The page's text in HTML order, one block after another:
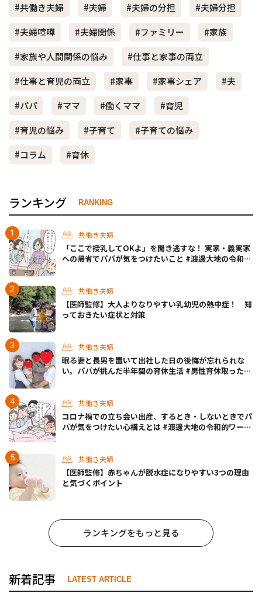
#共働き夫婦
#夫婦 #夫婦の分担
#夫婦分担
#夫婦喧嘩
#夫婦関係 #ファミリー
#家族
#家族や人間関係の悩み
#仕事と家事の両立
#仕事と育児の両立
#家事 #家事シェア
#夫
#パパ
#ママ #働くママ
#育児
#育児の悩み
#子育て
#子育ての悩み
#コラム
#育休
ランキング RANKING
共働き夫婦
「ここで授乳してOKよ」を聞き逃すな！ 実家・義実家
への帰省でパパが気をつけたいこと #渡邊大地の令和的
共働き夫婦
【医師監修】大人よりなりやすい乳幼児の熱中症！ 知
っておきたい症状と対策
共働き夫婦
眠る妻と長男を置いて出社した日の後悔が忘れられな
い。パパが挑んだ半年間の育休生活 #男性育休取ったら
共働き夫婦
コロナ禍での立ち会い出産、するとき・しないときでパ
パが気をつけたい心構えとは #渡邊大地の令和的ワーパ
共働き夫婦
【医師監修】赤ちゃんが脱水症になりやすい3つの理由
と気づくポイント
ランキングをもっと見る
新着記事 LATEST ARTICLE